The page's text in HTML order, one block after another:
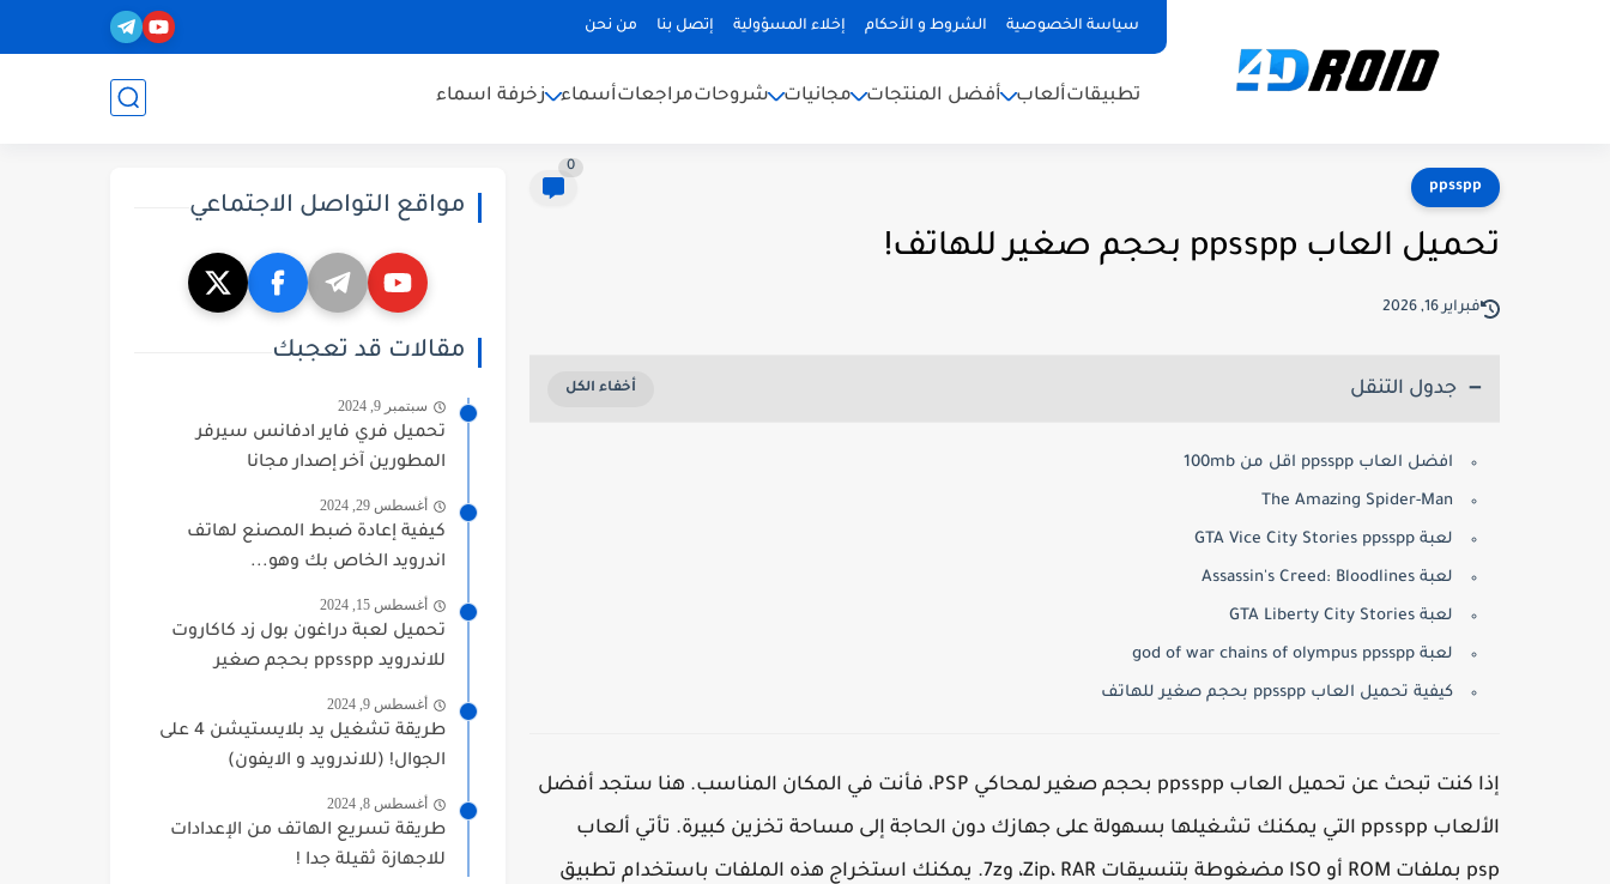
سياسة الخصوصية الشروط و الأحكام إخلاء المسؤولية إتصل بنا من نحن
تطبيقاتألعاب أفضل المنتجات مجانيات شروحاتمراجعاتأسماء زخرفة اسماء
ppsspp
0
تحميل العاب ppsspp بحجم صغير للهاتف!
فبراير 16, 2026
جدول التنقل
افضل العاب ppsspp اقل من 100mb
The Amazing Spider-Man
لعبة GTA Vice City Stories ppsspp
لعبة Assassin's Creed: Bloodlines
لعبة GTA Liberty City Stories
لعبة god of war chains of olympus ppsspp
كيفية تحميل العاب ppsspp بحجم صغير للهاتف
إذا كنت تبحث عن تحميل العاب ppsspp بحجم صغير لمحاكي PSP، فأنت في المكان المناسب. هنا ستجد أفضل
الألعاب ppsspp التي يمكنك تشغيلها بسهولة على جهازك دون الحاجة إلى مساحة تخزين كبيرة. تأتي ألعاب
psp بملفات ROM أو ISO مضغوطة بتنسيقات Zip، RAR، و7z. يمكنك استخراج هذه الملفات باستخدام تطبيق
مواقع التواصل الاجتماعي
مقالات قد تعجبك
سبتمبر 9, 2024
تحميل فري فاير ادفانس سيرفر
المطورين آخر إصدار مجانا
أغسطس 29, 2024
كيفية إعادة ضبط المصنع لهاتف
اندرويد الخاص بك وهو...
أغسطس 15, 2024
تحميل لعبة دراغون بول زد كاكاروت
للاندرويد ppsspp بحجم صغير
أغسطس 9, 2024
طريقة تشغيل يد بلايستيشن 4 على
الجوال! (للاندرويد و الايفون)
أغسطس 8, 2024
طريقة تسريع الهاتف من الإعدادات
للاجهازة ثقيلة جدا !